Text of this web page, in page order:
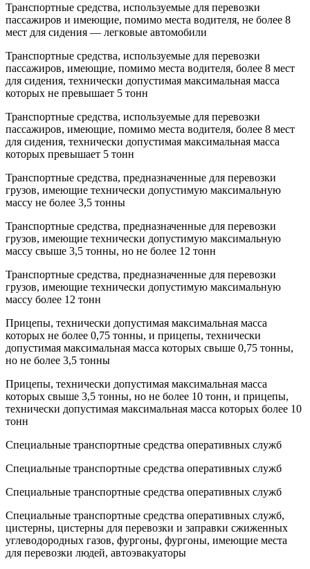
Транспортные средства, используемые для перевозки
пассажиров и имеющие, помимо места водителя, не более 8
мест для сидения — легковые автомобили
Транспортные средства, используемые для перевозки
пассажиров, имеющие, помимо места водителя, более 8 мест
для сидения, технически допустимая максимальная масса
которых не превышает 5 тонн
Транспортные средства, используемые для перевозки
пассажиров, имеющие, помимо места водителя, более 8 мест
для сидения, технически допустимая максимальная масса
которых превышает 5 тонн
Транспортные средства, предназначенные для перевозки
грузов, имеющие технически допустимую максимальную
массу не более 3,5 тонны
Транспортные средства, предназначенные для перевозки
грузов, имеющие технически допустимую максимальную
массу свыше 3,5 тонны, но не более 12 тонн
Транспортные средства, предназначенные для перевозки
грузов, имеющие технически допустимую максимальную
массу более 12 тонн
Прицепы, технически допустимая максимальная масса
которых не более 0,75 тонны, и прицепы, технически
допустимая максимальная масса которых свыше 0,75 тонны,
но не более 3,5 тонны
Прицепы, технически допустимая максимальная масса
которых свыше 3,5 тонны, но не более 10 тонн, и прицепы,
технически допустимая максимальная масса которых более 10
тонн
Специальные транспортные средства оперативных служб
Специальные транспортные средства оперативных служб
Специальные транспортные средства оперативных служб
Специальные транспортные средства оперативных служб,
цистерны, цистерны для перевозки и заправки сжиженных
углеводородных газов, фургоны, фургоны, имеющие места
для перевозки людей, автоэвакуаторы